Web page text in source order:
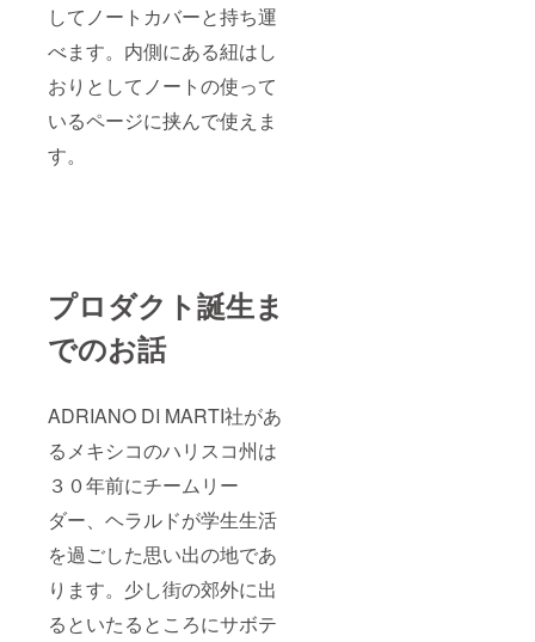
してノートカバーと持ち運
べます。内側にある紐はし
おりとしてノートの使って
いるページに挟んで使えま
す。
プロダクト誕生ま
でのお話
ADRIANO DI MARTI社があ
るメキシコのハリスコ州は
３０年前にチームリー
ダー、ヘラルドが学生生活
を過ごした思い出の地であ
ります。少し街の郊外に出
るといたるところにサボテ